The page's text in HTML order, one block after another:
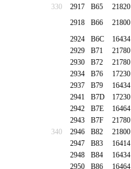
330
2917 B65 21820
2918
B66 21800
2924
B6C 16434
2929
B71 21780
2930
B72 21780
2934
B76 17230
2937
B79 16434
2941
B7D 17230
2942
B7E 16464
2943
B7F 21780
340
2946 B82 21800
2947
B83 16414
2948
B84 16434
2950
B86 16464